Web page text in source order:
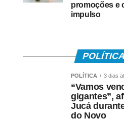
promoções e
impulso
POLÍTICA
POLÍTICA 3 dias
“Vamos
gigantes”,
Jucá
do Novo